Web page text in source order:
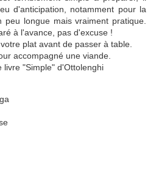
d'anticipation, notamment pour la
longue mais vraiment pratique.
à l'avance, pas d'excuse !
plat avant de passer à table.
accompagné une viande.
livre "Simple" d'Ottolenghi